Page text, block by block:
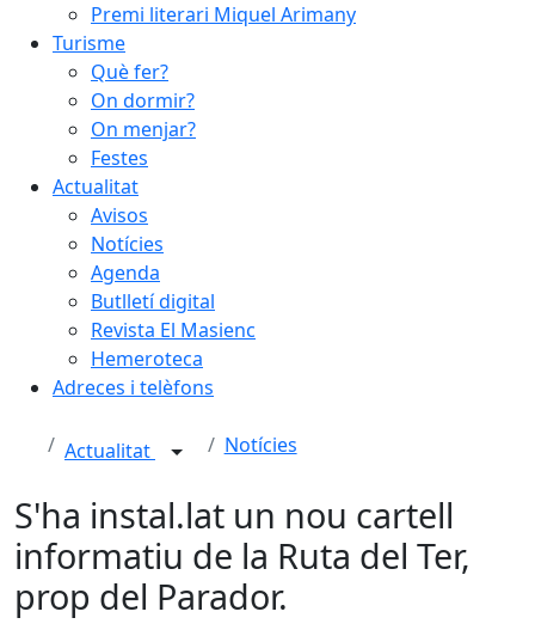
Premi literari Miquel Arimany
Turisme
Què fer?
On dormir?
On menjar?
Festes
Actualitat
Avisos
Notícies
Agenda
Butlletí digital
Revista El Masienc
Hemeroteca
Adreces i telèfons
Actualitat Notícies
S'ha instal.lat un nou cartell
informatiu de la Ruta del Ter,
prop del Parador.